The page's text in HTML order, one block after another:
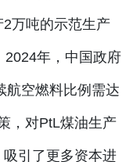
2万吨的示范生产
2024年，中国政府
航空燃料比例需达
，对PtL煤油生产
引了更多资本进